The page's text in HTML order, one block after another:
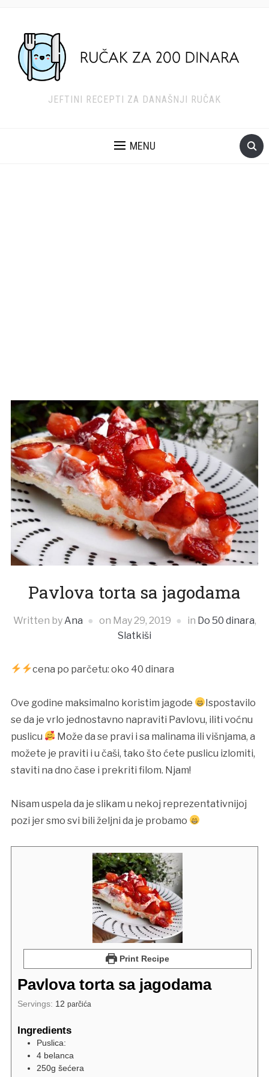
JEFTINI RECEPTI ZA DANAŠNJI RUČAK
MENU
Pavlova torta sa jagodama
Written byAna on May 29, 2019 in Do 50 dinara,
Slatkiši
cena po parčetu: oko 40 dinara
Ove godine maksimalno koristim jagode
Ispostavilo
se da je vrlo jednostavno napraviti Pavlovu, iliti voćnu
puslicu
Može da se pravi i sa malinama ili višnjama, a
možete je praviti i u čaši, tako što ćete puslicu izlomiti,
staviti na dno čase i prekriti filom. Njam!
Nisam uspela da je slikam u nekoj reprezentativnijoj
pozi jer smo svi bili željni da je probamo
Print Recipe
Pavlova torta sa jagodama
Servings: 12 parčića
Ingredients
Puslica:
4 belanca
250g šećera